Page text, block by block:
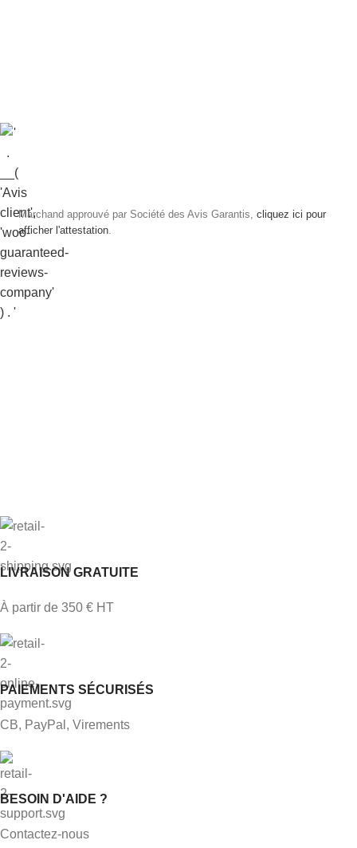
Marchand approuvé par Société des Avis Garantis, cliquez ici pour
afficher l'attestation
LIVRAISON GRATUITE
À partir de 350 € HT
PAIEMENTS SÉCURISÉS
CB, PayPal, Virements
BESOIN D'AIDE ?
Contactez-nous